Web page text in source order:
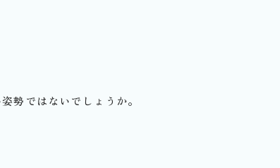
勢ではないでしょうか。